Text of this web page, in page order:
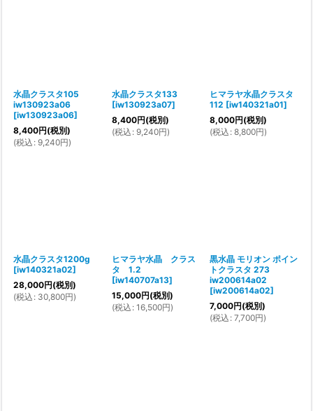
水晶クラスタ105
iw130923a06
[iw130923a06]
8,400円(税別)
(税込 : 9,240円)
水晶クラスタ133
[iw130923a07]
8,400円(税別)
(税込 : 9,240円)
ヒマラヤ水晶クラスタ
112 [iw140321a01]
8,000円(税別)
(税込 : 8,800円)
水晶クラスタ1200g
[iw140321a02]
28,000円(税別)
(税込 : 30,800円)
ヒマラヤ水晶 クラス
タ 1.2
[iw140707a13]
15,000円(税別)
(税込 : 16,500円)
黒水晶 モリオン ポイン
トクラスタ 273
iw200614a02
[iw200614a02]
7,000円(税別)
(税込 : 7,700円)